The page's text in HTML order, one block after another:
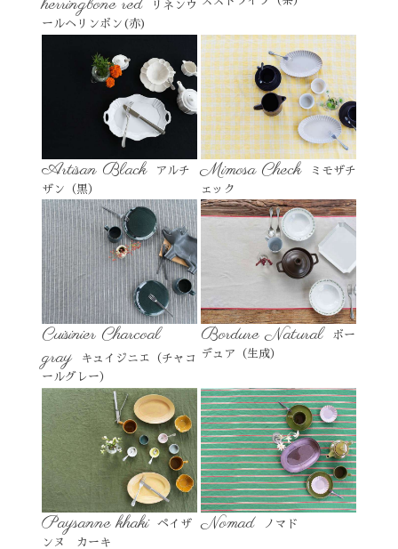
herringbone red
リネンウ
ールヘリンボン(赤)
Artisan Black
アルチ
ザン（黒）
Mimosa Check
ミモザチ
ェック
Cuisinier Charcoal
gray
キュイジニエ（チャコ
ールグレー）
Bordure Natural
ボー
デュア（生成）
Paysanne khaki
ペイザ
ンヌ カーキ
Nomad ノマド